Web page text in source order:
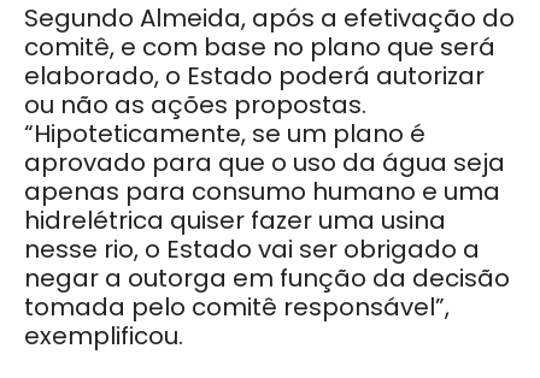
Segundo Almeida, após a efetivação do
comitê, e com base no plano que será
elaborado, o Estado poderá autorizar
ou não as ações propostas.
“Hipoteticamente, se um plano é
aprovado para que o uso da água seja
apenas para consumo humano e uma
hidrelétrica quiser fazer uma usina
nesse rio, o Estado vai ser obrigado a
negar a outorga em função da decisão
tomada pelo comitê responsável”,
exemplificou.